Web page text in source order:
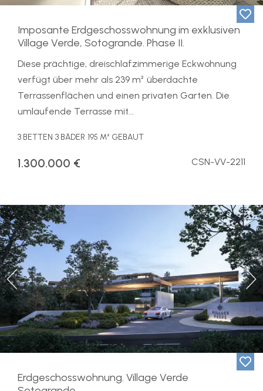
Imposante Erdgeschosswohnung im exklusiven
Village Verde, Sotogrande. Phase II.
Diese prächtige, dreischlafzimmerige Eckwohnung
verfügt über mehr als 239 m² überdachte
Terrassenflächen und einen privaten Garten. Die
umlaufende Terrasse mit...
3 BETTEN 3 BÄDER 195 M² GEBAUT
1.300.000 € CSN-VV-2211
Previous
Erdgeschosswohnung. Village Verde